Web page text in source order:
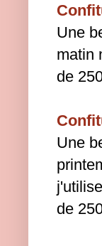
Une
matin
de
Une
de